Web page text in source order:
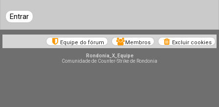
Excluir cookies
Membros
Equipe do fórum
Rondonia_X_Equipe
Comunidade de Counter-Strike de Rondonia